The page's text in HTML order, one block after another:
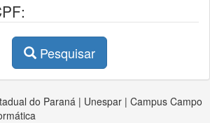
Pesquisar
do Paraná | Unespar | Campus Campo